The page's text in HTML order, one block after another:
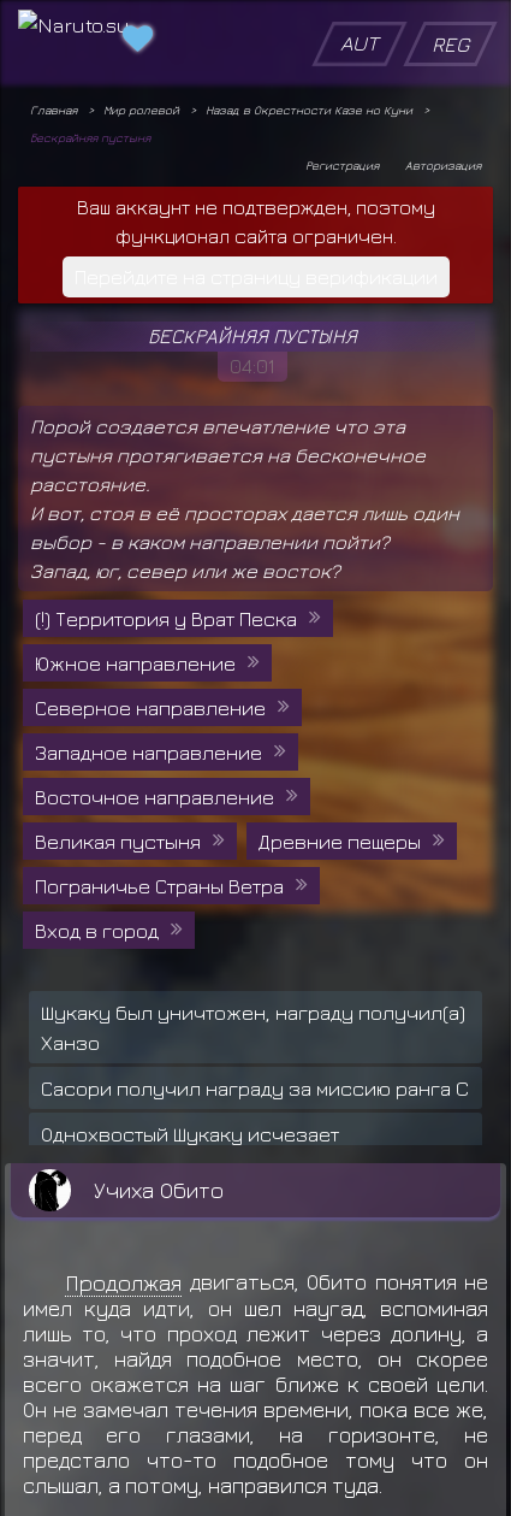
AUT REG
Главная Мир ролевой
Назад в Окрестности Казе но Куни
Бескрайняя пустыня
Авторизация
Регистрация
Ваш аккаунт не подтвержден, поэтому
функционал сайта ограничен.
БЕСКРАЙНЯЯ ПУСТЫНЯ
04:01
Порой создается впечатление что эта
пустыня протягивается на бесконечное
расстояние.
И вот, стоя в её просторах дается лишь один
выбор - в каком направлении пойти?
Запад, юг, север или же восток?
(!) Территория у Врат Песка
Южное направление
Северное направление
Западное направление
Восточное направление
Великая пустыня
Древние пещеры
Пограничье Страны Ветра
Вход в город
Шукаку был уничтожен, награду получил(а)
Ханзо
Сасори получил награду за миссию ранга C
Однохвостый Шукаку исчезает
Гаара мертв/а
Сумасшедшая Узумаки был уничтожен,
Сандайме Казекаге не смог получить
Агава
Сандайме Казекаге не смог получить
Агава
Лайт получаетАгава
Лайт не смог получитьАгава
Учиха Обито
Продолжая двигаться, Обито понятия не
имел куда идти, он шел наугад, вспоминая
лишь то, что проход лежит через долину, а
значит, найдя подобное место, он скорее
всего окажется на шаг ближе к своей цели.
Он не замечал течения времени, пока все же,
перед его глазами, на горизонте, не
предстало что-то подобное тому что он
слышал, а потому, направился туда.